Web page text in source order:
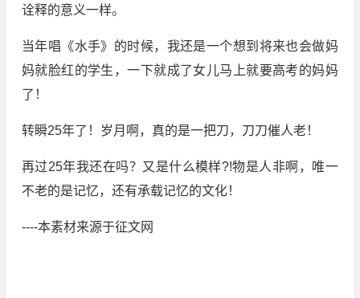
诠释的意义一样。
当年唱《水手》的时候，我还是一个想到将来也会做妈
妈就脸红的学生，一下就成了女儿马上就要高考的妈妈
了！
转瞬25年了！岁月啊，真的是一把刀，刀刀催人老！
再过25年我还在吗？又是什么模样?!物是人非啊，唯一
不老的是记忆，还有承载记忆的文化！
----本素材来源于征文网